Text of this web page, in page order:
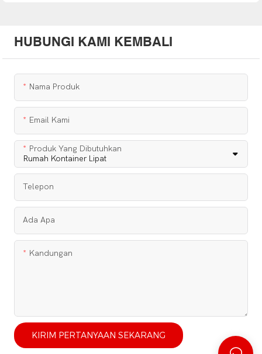
HUBUNGI KAMI KEMBALI
Nama Produk
Email Kami
Produk Yang Dibutuhkan
Telepon
Ada Apa
Kandungan
KIRIM PERTANYAAN SEKARANG